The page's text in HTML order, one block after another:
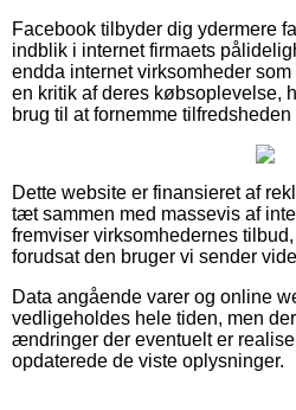
Facebook tilbyder dig ydermere
indblik i internet firmaets
endda internet virksomheder
en kritik af deres købsoplevelse,
brug til at fornemme
Dette website er finansieret af
tæt sammen med massevis af
fremviser virksomhedernes
forudsat den bruger vi sender
Data angående varer og online
vedligeholdes hele tiden, men
ændringer der eventuelt er
opdaterede de viste oplysninger.